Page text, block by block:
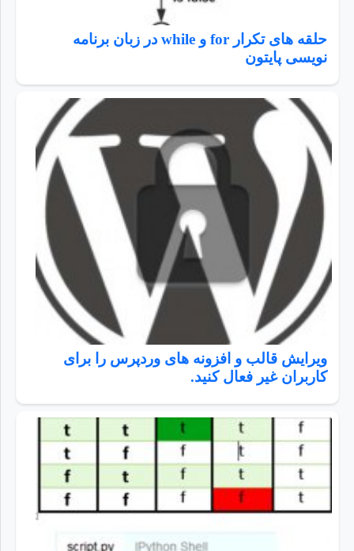
حلقه های تکرار for و while در زبان برنامه
نویسی پایتون
ویرایش قالب و افزونه های وردپرس را برای
کاربران غیر فعال کنید.